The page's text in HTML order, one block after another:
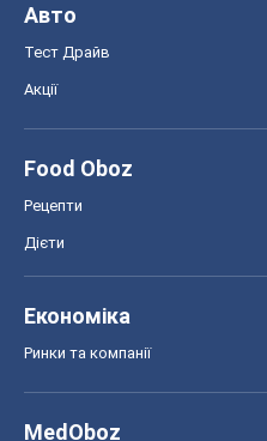
Авто
Тест Драйв
Акції
Food Oboz
Рецепти
Дієти
Економіка
Ринки та компанії
MedOboz